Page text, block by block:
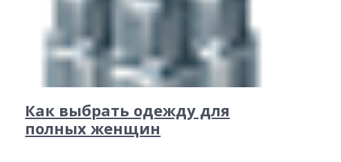
Как выбрать одежду для
полных женщин